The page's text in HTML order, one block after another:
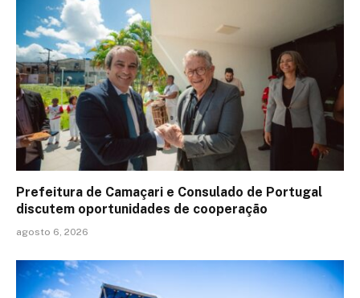
Prefeitura de Camaçari e Consulado de Portugal
discutem oportunidades de cooperação
agosto 6, 2026